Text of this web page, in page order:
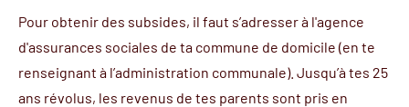
Pour obtenir des subsides, il faut s’adresser à l'agence
d'assurances sociales de ta commune de domicile (en te
renseignant à l’administration communale). Jusqu’à tes 25
ans révolus, les revenus de tes parents sont pris en